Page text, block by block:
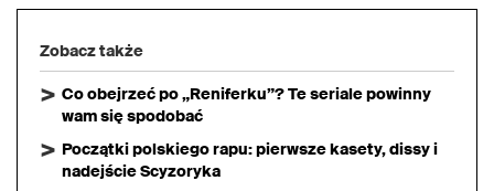
Zobacz także
Co obejrzeć po „Reniferku”? Te seriale powinny
wam się spodobać
Początki polskiego rapu: pierwsze kasety, dissy i
nadejście Scyzoryka